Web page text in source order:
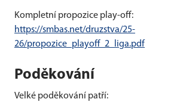
Kompletní propozice play-off:
https://smbas.net/druzstva/25-
26/propozice_playoff_2_liga.pdf
Poděkování
Velké poděkování patří: